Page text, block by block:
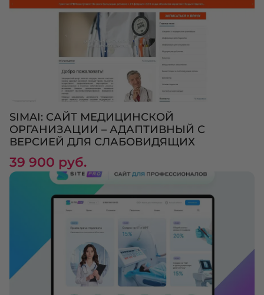
SIMAI: САЙТ МЕДИЦИНСКОЙ
ОРГАНИЗАЦИИ – АДАПТИВНЫЙ С
ВЕРСИЕЙ ДЛЯ СЛАБОВИДЯЩИХ
39 900 руб.